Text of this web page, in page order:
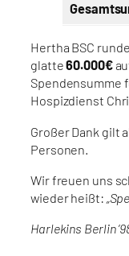
Hertha BSC
glatte60.000€
Spendensumme
Hospizdienst
Großer Dank gilt
Personen.
Wir freuen uns
wieder heißt:
Harlekins Berlin